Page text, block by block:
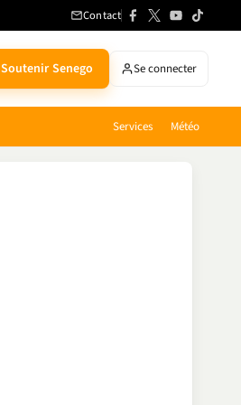
Contact
Soutenir Senego Se connecter
Services Météo